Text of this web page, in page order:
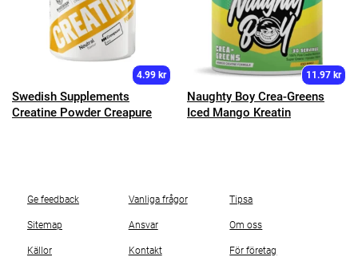
4.99 kr
Swedish Supplements
Creatine Powder Creapure
11.97 kr
Naughty Boy Crea-Greens
Iced Mango Kreatin
Ge feedback
Sitemap
Källor
Vanliga frågor
Ansvar
Kontakt
Tipsa
Om oss
För företag